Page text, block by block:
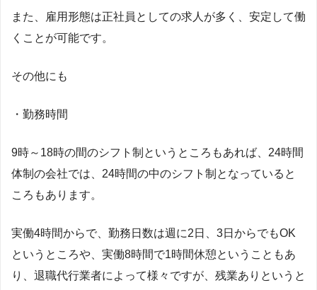
また、雇用形態は正社員としての求人が多く、安定して働
くことが可能です。
その他にも
・勤務時間
9時～18時の間のシフト制というところもあれば、24時間
体制の会社では、24時間の中のシフト制となっていると
ころもあります。
実働4時間からで、勤務日数は週に2日、3日からでもOK
というところや、実働8時間で1時間休憩ということもあ
り、退職代行業者によって様々ですが、残業ありというと